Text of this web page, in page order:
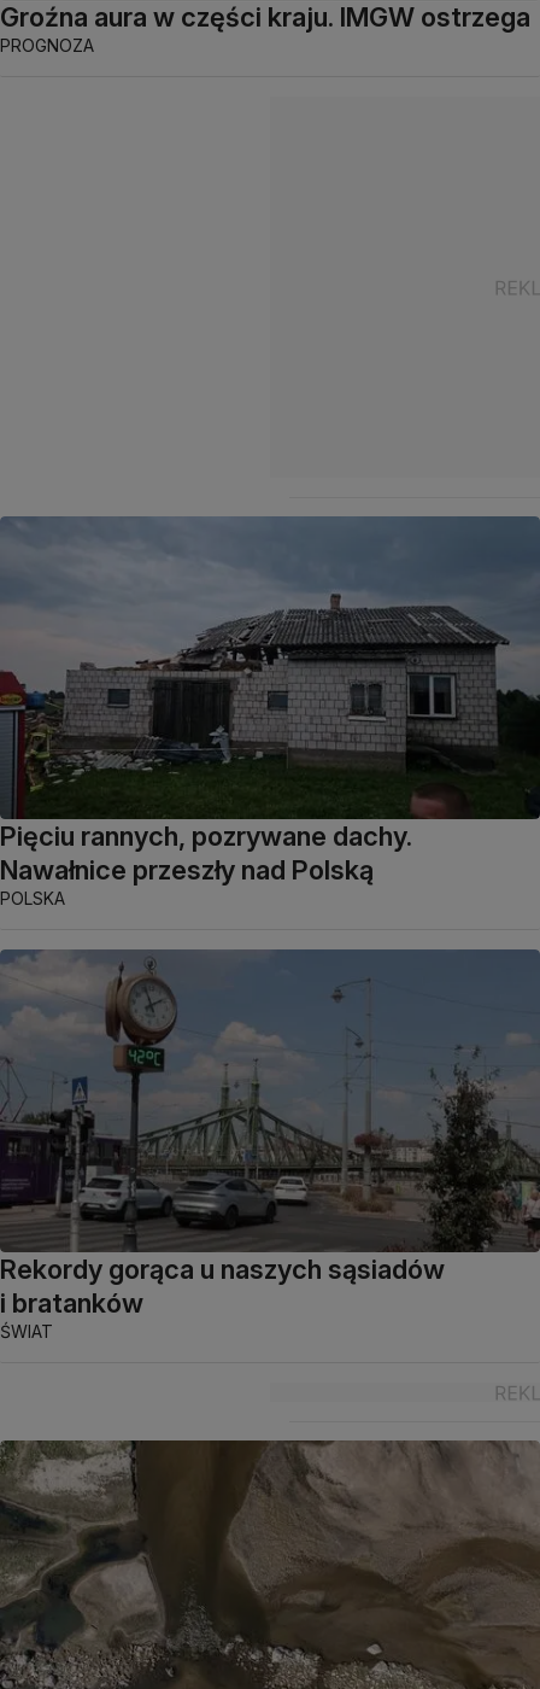
Groźna aura w części kraju. IMGW ostrzega
PROGNOZA
Pięciu rannych, pozrywane dachy.
Nawałnice przeszły nad Polską
POLSKA
Rekordy gorąca u naszych sąsiadów
i bratanków
ŚWIAT